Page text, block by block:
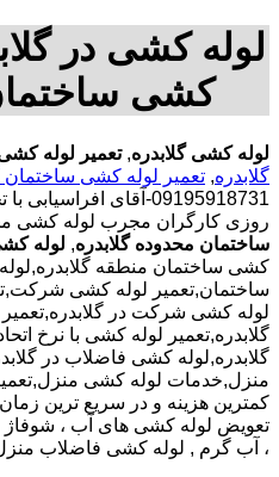
لوله کشی در
کشی
لوله کشی گلابدره,تعمیر لوله
گلابدره, تعمیر لوله کشی ساختمان
09195918731-آقای
روزی کارگران مجرب لوله کشی
ساختمان محدوده گلابدره, لوله
کشی ساختمان منطقه
ساختمان,تعمیر لوله کشی
لوله کشی شرکت در گلابدره,تعمیر
گلابدره,تعمیر لوله کشی با نرخ
گلابدره,لوله کشی فاضلاب در
منزل,خدمات لوله کشی
کمترین هزینه و در سریع ترین
تعویض لوله کشی های آب ، شوفاژ
، آب گرم , لوله کشی فاضلاب منزل